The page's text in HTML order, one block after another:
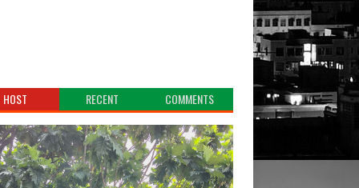
HOST RECENT COMMENTS